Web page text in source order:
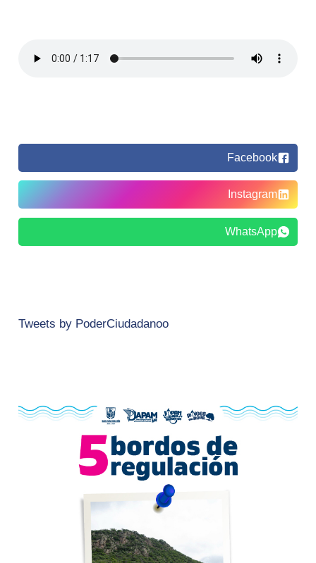
Facebook
Instagram
WhatsApp
Tweets by PoderCiudadanoo